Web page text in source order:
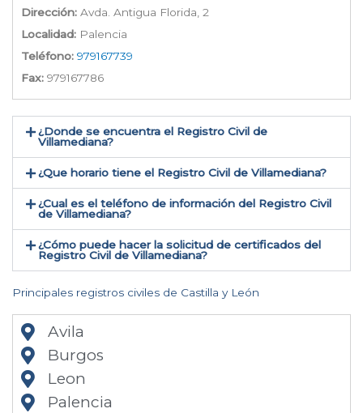
Dirección: Avda. Antigua Florida, 2
Localidad: Palencia
Teléfono: 979167739
Fax: 979167786
¿Donde se encuentra el Registro Civil de
Villamediana​?
¿Que horario tiene el Registro Civil de Villamediana?
¿Cual es el teléfono de información del Registro Civil
de Villamediana​?
¿Cómo puede hacer la solicitud de certificados del
Registro Civil de Villamediana​?
Principales registros civiles de Castilla y León
Avila
Burgos
Leon
Palencia